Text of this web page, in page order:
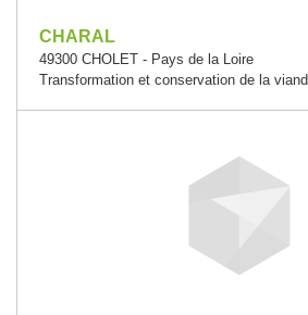
CHARAL
49300 CHOLET - Pays de la Loire
Transformation et conservation de la